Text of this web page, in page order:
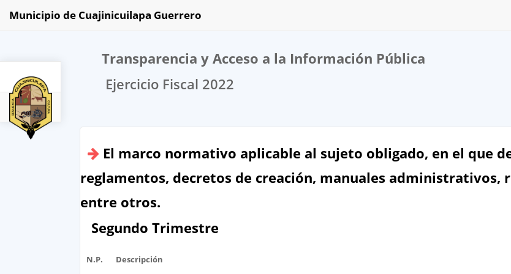
2022
Municipio de Cuajinicuilapa Guerrero
Transparencia y Acceso a la Información Pública
Ejercicio Fiscal 2022
El marco normativo aplicable al sujeto obligado, en el que
reglamentos, decretos de creación, manuales administrativos,
entre otros.
Segundo Trimestre
N.P. Descripción